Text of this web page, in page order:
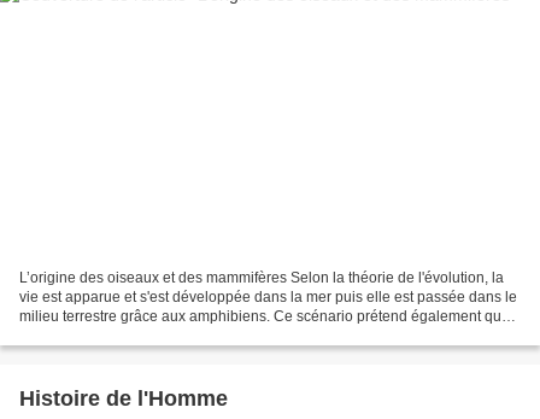
L’origine des oiseaux et des mammifères Selon la théorie de l'évolution, la
vie est apparue et s'est développée dans la mer puis elle est passée dans le
milieu terrestre grâce aux amphibiens. Ce scénario prétend également que
Histoire de l'Homme